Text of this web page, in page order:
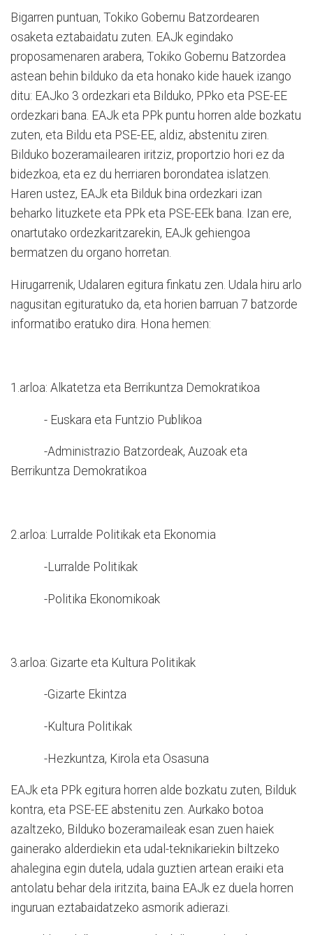
Bigarren puntuan, Tokiko Gobernu Batzordearen
osaketa eztabaidatu zuten. EAJk egindako
proposamenaren arabera, Tokiko Gobernu Batzordea
astean behin bilduko da eta honako kide hauek izango
ditu: EAJko 3 ordezkari eta Bilduko, PPko eta PSE-EE
ordezkari bana. EAJk eta PPk puntu horren alde bozkatu
zuten, eta Bildu eta PSE-EE, aldiz, abstenitu ziren.
Bilduko bozeramailearen iritziz, proportzio hori ez da
bidezkoa, eta ez du herriaren borondatea islatzen.
Haren ustez, EAJk eta Bilduk bina ordezkari izan
beharko lituzkete eta PPk eta PSE-EEk bana. Izan ere,
onartutako ordezkaritzarekin, EAJk gehiengoa
bermatzen du organo horretan.
Hirugarrenik, Udalaren egitura finkatu zen. Udala hiru arlo
nagusitan egituratuko da, eta horien barruan 7 batzorde
informatibo eratuko dira. Hona hemen:
1.arloa: Alkatetza eta Berrikuntza Demokratikoa
- Euskara eta Funtzio Publikoa
-Administrazio Batzordeak, Auzoak eta
Berrikuntza Demokratikoa
2.arloa: Lurralde Politikak eta Ekonomia
-Lurralde Politikak
-Politika Ekonomikoak
3.arloa: Gizarte eta Kultura Politikak
-Gizarte Ekintza
-Kultura Politikak
-Hezkuntza, Kirola eta Osasuna
EAJk eta PPk egitura horren alde bozkatu zuten, Bilduk
kontra, eta PSE-EE abstenitu zen. Aurkako botoa
azaltzeko, Bilduko bozeramaileak esan zuen haiek
gainerako alderdiekin eta udal-teknikariekin biltzeko
ahalegina egin dutela, udala guztien artean eraiki eta
antolatu behar dela iritzita, baina EAJk ez duela horren
inguruan eztabaidatzeko asmorik adierazi.